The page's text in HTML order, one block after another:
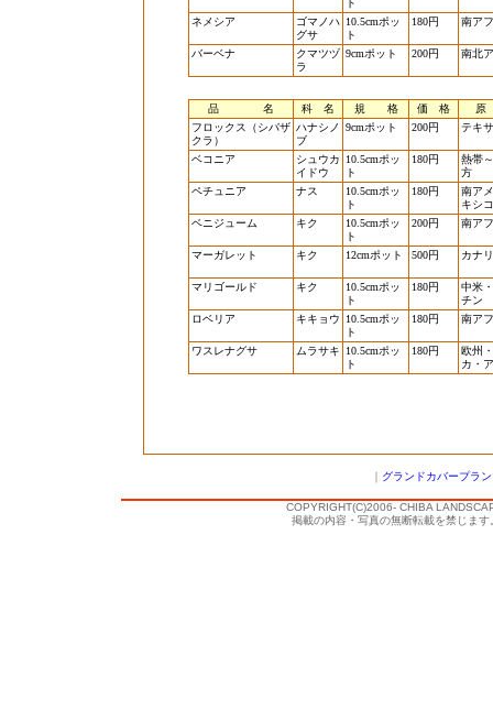
ト
ネメシア
ゴマノハ
グサ
10.5cmポッ
ト
180円 南ア
バーベナ
クマツヅ
ラ
9cmポット 200円 南北
品 名 科 名 規 格 価 格
フロックス（シバザ
クラ）
ハナシノ
ブ
9cmポット 200円 テキ
ベコニア
シュウカ
イドウ
10.5cmポッ
ト
180円
熱帯
方
ペチュニア
ナス
10.5cmポッ
ト
180円
南ア
キシコ
ベニジューム
キク
10.5cmポッ
ト
200円 南ア
マーガレット キク 12cmポット 500円 カナ
マリゴールド キク
10.5cmポッ
ト
180円
中米
チン
ロベリア
キキョウ
10.5cmポッ
ト
180円 南ア
ワスレナグサ ムラサキ
10.5cmポッ
ト
180円
欧州
カ・
｜ グランドカバープラ
COPYRIGHT(C)2006- CHIBA
掲載の内容・写真の無断転載を禁じま